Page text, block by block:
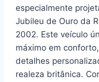
especialmente
Jubileu de Ouro da
2002. Este veículo
máximo em
detalhes
realeza britânica.